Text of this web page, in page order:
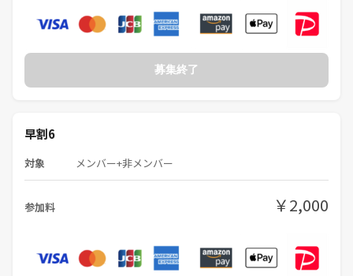
募集終了
早割6
対象 メンバー+非メンバー
参加料 ￥2,000